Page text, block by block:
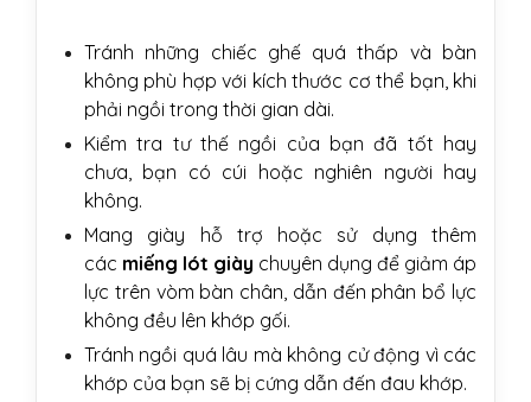
Tránh những chiếc ghế quá thấp và bàn
không phù hợp với kích thước cơ thể bạn, khi
phải ngồi trong thời gian dài.
Kiểm tra tư thế ngồi của bạn đã tốt hay
chưa, bạn có cúi hoặc nghiên người hay
không.
Mang giày hỗ trợ hoặc sử dụng thêm
các miếng lót giày chuyên dụng để giảm áp
lực trên vòm bàn chân, dẫn đến phân bổ lực
không đều lên khớp gối.
Tránh ngồi quá lâu mà không cử động vì các
khớp của bạn sẽ bị cứng dẫn đến đau khớp.